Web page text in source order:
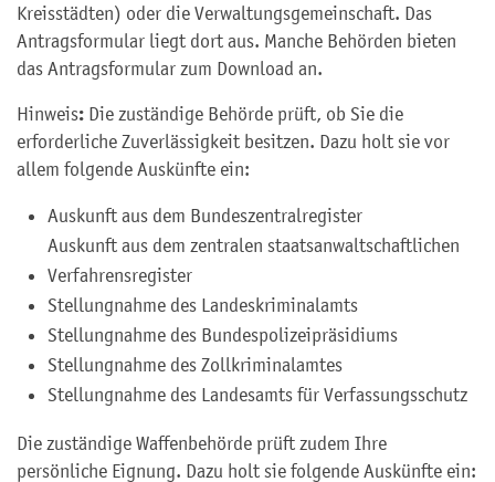
Kreisstädten) oder die Verwaltungsgemeinschaft. Das
Antragsformular liegt dort aus. Manche Behörden bieten
das Antragsformular zum Download an.
Hinweis: Die zuständige Behörde prüft, ob Sie die
erforderliche Zuverlässigkeit besitzen. Dazu holt sie vor
allem folgende Auskünfte ein:
Auskunft aus dem Bundeszentralregister
Auskunft aus dem zentralen staatsanwaltschaftlichen
Verfahrensregister
Stellungnahme des Landeskriminalamts
Stellungnahme des Bundespolizeipräsidiums
Stellungnahme des Zollkriminalamtes
Stellungnahme des Landesamts für Verfassungsschutz
Die zuständige Waffenbehörde prüft zudem Ihre
persönliche Eignung. Dazu holt sie folgende Auskünfte ein: